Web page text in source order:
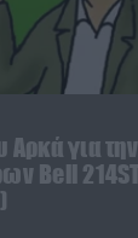
Αρκά για
Bell